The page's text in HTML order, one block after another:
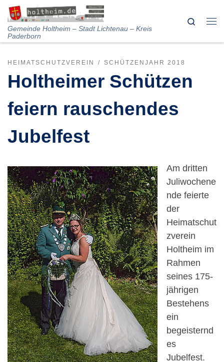
Skip to content
Gemeinde Holtheim – Stadt Lichtenau – Kreis
Paderborn
Search
HEIMATSCHUTZVEREIN SCHÜTZENJAHR 2018
Holtheimer Schützen
feiern rauschendes
Jubelfest
Am dritten
Juliwochene
nde feierte
der
Heimatschut
zverein
Holtheim im
Rahmen
seines 175-
jährigen
Bestehens
ein
begeisternd
es
Jubelfest.